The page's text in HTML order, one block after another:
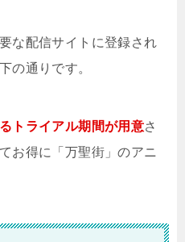
な配信サイトに登録され
の通りです。
トライアル期間が用意さ
お得に「万聖街」のアニ